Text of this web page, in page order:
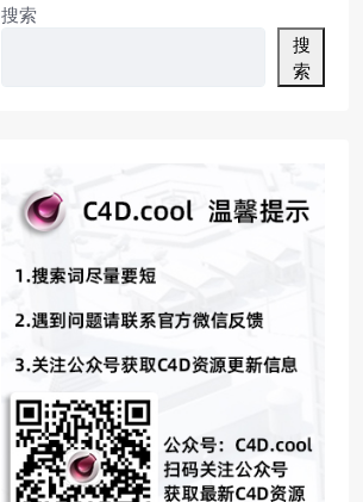
搜索
搜
索